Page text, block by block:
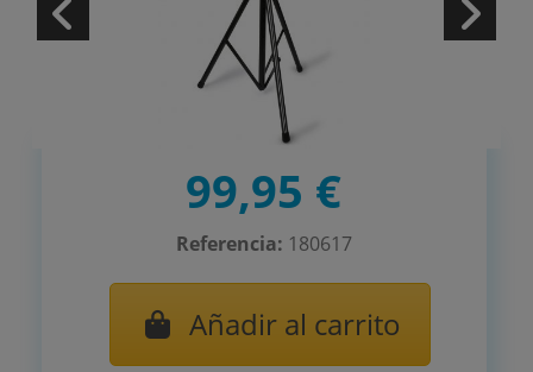
99,95 €
Referencia: 180617
Añadir al carrito